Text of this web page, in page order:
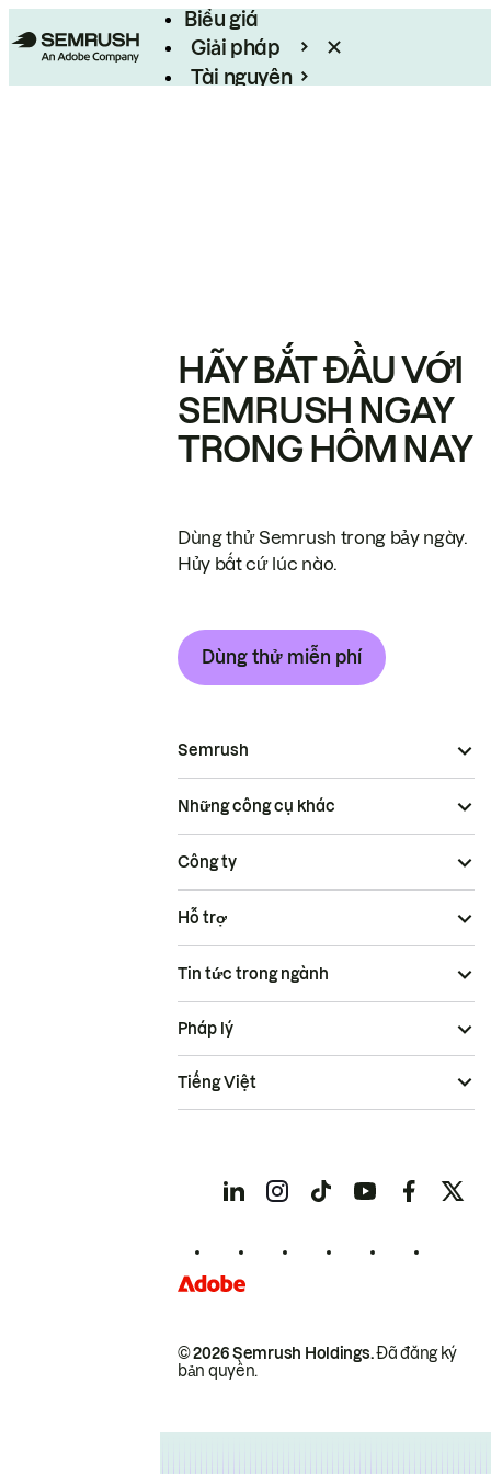
Biểu giá
Giải pháp
Tài nguyên
HÃY BẮT ĐẦU VỚI
SEMRUSH NGAY
TRONG HÔM NAY
Dùng thử Semrush trong bảy ngày.
Hủy bất cứ lúc nào.
Dùng thử miễn phí
Semrush
Những công cụ khác
Công ty
Hỗ trợ
Tin tức trong ngành
© 2026 Semrush Holdings.Đã đăng ký
bản quyền.
Pháp lý
Tiếng Việt